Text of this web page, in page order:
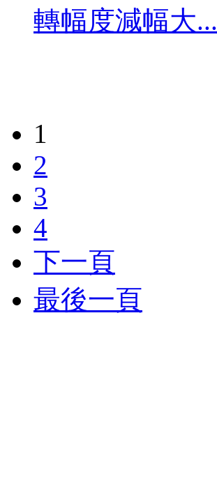
轉幅度減幅大...
1
2
3
4
下一頁
最後一頁